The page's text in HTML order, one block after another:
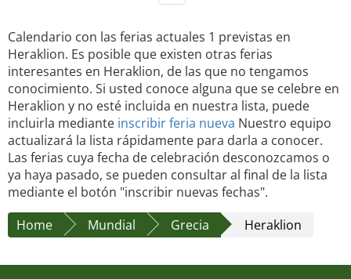
Calendario con las ferias actuales 1 previstas en
Heraklion. Es posible que existen otras ferias
interesantes en Heraklion, de las que no tengamos
conocimiento. Si usted conoce alguna que se celebre en
Heraklion y no esté incluida en nuestra lista, puede
incluirla mediante inscribir feria nueva Nuestro equipo
actualizará la lista rápidamente para darla a conocer.
Las ferias cuya fecha de celebración desconozcamos o
ya haya pasado, se pueden consultar al final de la lista
mediante el botón "inscribir nuevas fechas".
Home
Mundial Grecia Heraklion